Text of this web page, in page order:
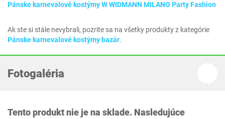
Pánske karnevalové kostýmy W WIDMANN MILANO Party Fashion
Ak ste si stále nevybrali, pozrite sa na všetky produkty z kategórie
Pánske karnevalové kostýmy bazár.
Fotogaléria
Tento produkt nie je na sklade. Nasledujúce